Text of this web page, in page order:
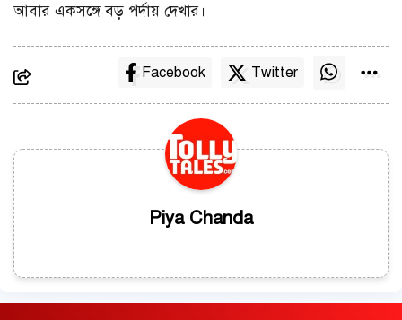
আবার একসঙ্গে বড় পর্দায় দেখার।
Facebook Twitter
Piya Chanda